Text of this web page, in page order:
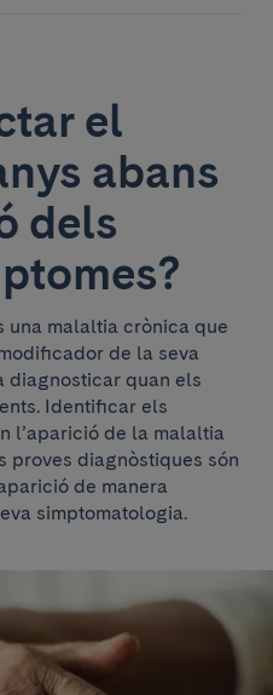
el
abans
dels
una malaltia crònica que
de la seva
diagnosticar quan els
Identificar els
l’aparició de la malaltia
proves diagnòstiques són
de manera
simptomatologia.